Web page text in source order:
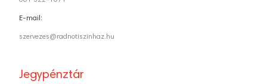
E-mail:
szervezes@radnotiszinhaz.hu
Jegypénztár